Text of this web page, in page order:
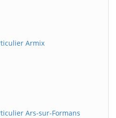
Armix
Ars-sur-Formans